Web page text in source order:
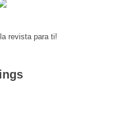
revista para ti!